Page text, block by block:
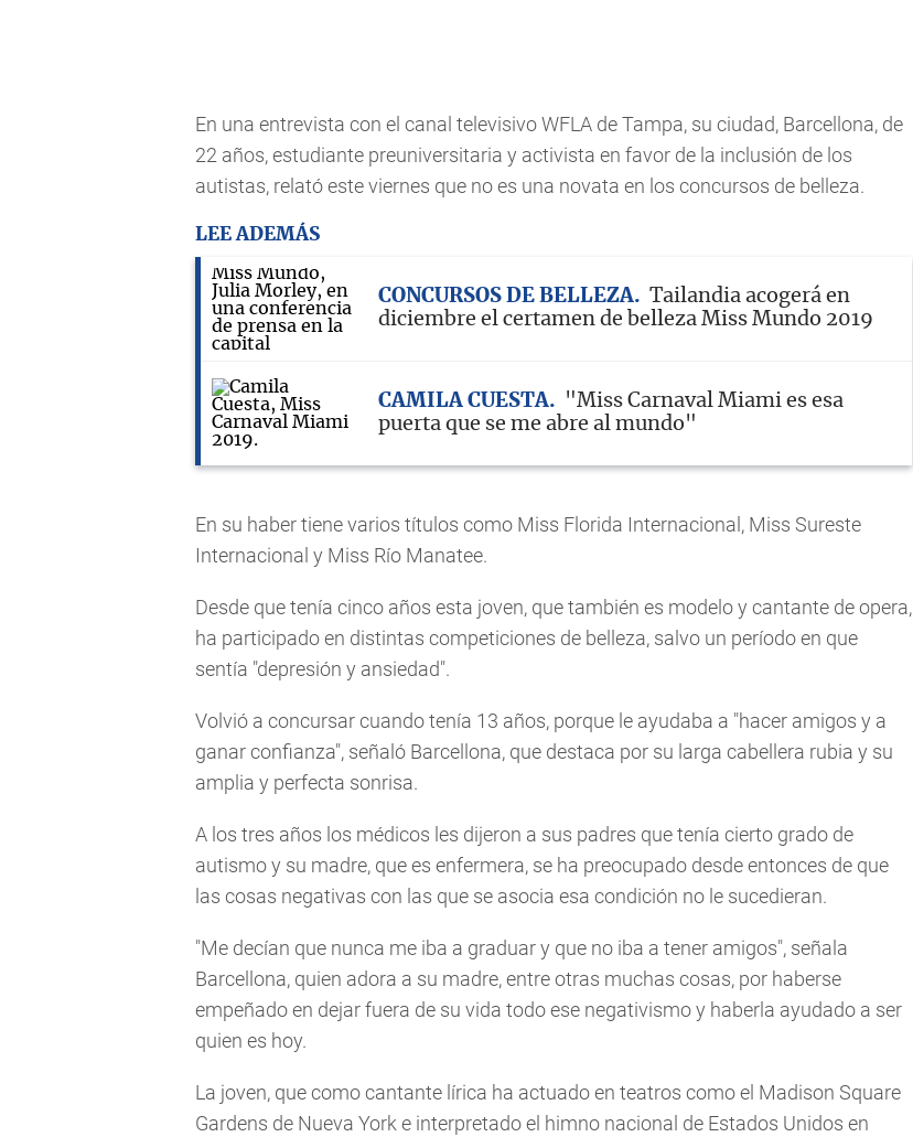
En una entrevista con el canal televisivo WFLA de Tampa, su ciudad, Barcellona, de
22 años, estudiante preuniversitaria y activista en favor de la inclusión de los
autistas, relató este viernes que no es una novata en los concursos de belleza.
LEE ADEMÁS
CONCURSOS DE BELLEZA
Tailandia acogerá en
diciembre el certamen de belleza Miss Mundo 2019
CAMILA CUESTA
"Miss Carnaval Miami es esa
puerta que se me abre al mundo"
En su haber tiene varios títulos como Miss Florida Internacional, Miss Sureste
Internacional y Miss Río Manatee.
Desde que tenía cinco años esta joven, que también es modelo y cantante de opera,
ha participado en distintas competiciones de belleza, salvo un período en que
sentía "depresión y ansiedad".
Volvió a concursar cuando tenía 13 años, porque le ayudaba a "hacer amigos y a
ganar confianza", señaló Barcellona, que destaca por su larga cabellera rubia y su
amplia y perfecta sonrisa.
A los tres años los médicos les dijeron a sus padres que tenía cierto grado de
autismo y su madre, que es enfermera, se ha preocupado desde entonces de que
las cosas negativas con las que se asocia esa condición no le sucedieran.
"Me decían que nunca me iba a graduar y que no iba a tener amigos", señala
Barcellona, quien adora a su madre, entre otras muchas cosas, por haberse
empeñado en dejar fuera de su vida todo ese negativismo y haberla ayudado a ser
quien es hoy.
La joven, que como cantante lírica ha actuado en teatros como el Madison Square
Gardens de Nueva York e interpretado el himno nacional de Estados Unidos en